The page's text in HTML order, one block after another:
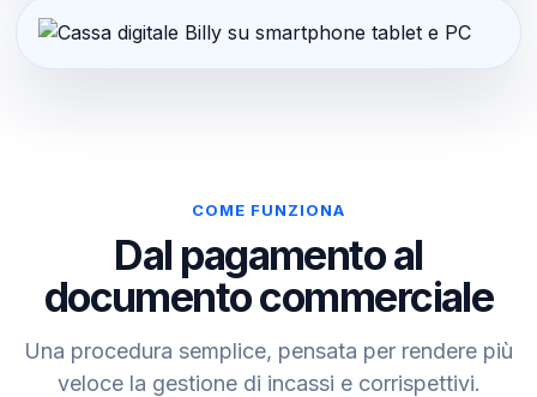
COME FUNZIONA
Dal pagamento al
documento commerciale
Una procedura semplice, pensata per rendere più
veloce la gestione di incassi e corrispettivi.